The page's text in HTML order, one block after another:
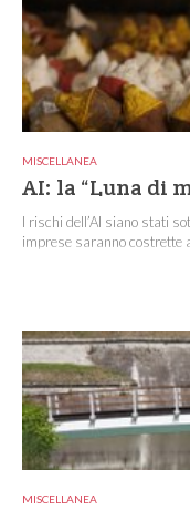
MISCELLANEA
AI: la “Luna di
I rischi dell’AI siano stati
imprese saranno costrette a
MISCELLANEA